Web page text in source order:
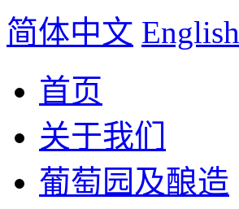
简体中文 English
首页
关于我们
葡萄园及酿造